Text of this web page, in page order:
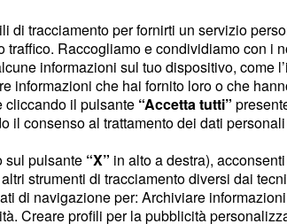
Italia
seppur sia calato
Alle sue
subisce un ulteriore
di Roma. La
con il partito di
di tracciamento per fornirti un servizio
Raccogliamo e condividiamo con i
informazioni sul tuo dispositivo, come
informazioni che hai fornito loro o che
cliccando il pulsante “Accetta tutti”
il consenso al trattamento dei dati
sul pulsante “X” in alto a destra),
strumenti di tracciamento diversi dai
di navigazione per: Archiviare
Creare profili per la pubblicità